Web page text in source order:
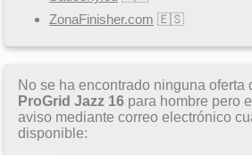
ZonaFinisher.com 🇪🇸
No se ha encontrado ninguna oferta
ProGrid Jazz 16 para hombre pero
aviso mediante correo electrónico
disponible: